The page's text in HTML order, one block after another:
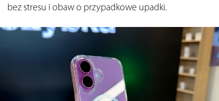
bez stresu i obaw o przypadkowe upadki.